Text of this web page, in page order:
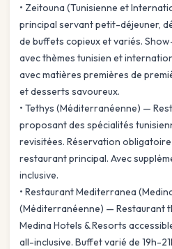
• Zeitouna (Tunisienne et
principal servant petit-déjeuner,
de buffets copieux et variés.
avec thèmes tunisien et
avec matières premières de
et desserts savoureux.
• Tethys (Méditerranéenne) —
proposant des spécialités
revisitées. Réservation obligatoire
restaurant principal. Avec
inclusive.
• Restaurant Mediterranea
(Méditerranéenne) — Restaurant
Medina Hotels & Resorts
all-inclusive. Buffet varié de 19h-